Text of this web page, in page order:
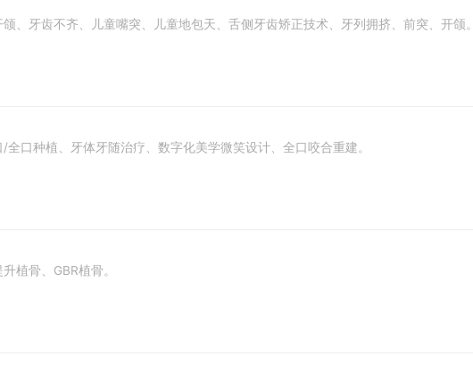
、牙齿不齐、儿童嘴突、儿童地包天、舌侧牙齿矫正技术、牙列拥挤、前突、开颌。
口种植、牙体牙随治疗、数字化美学微笑设计、全口咬合重建。
植骨、GBR植骨。